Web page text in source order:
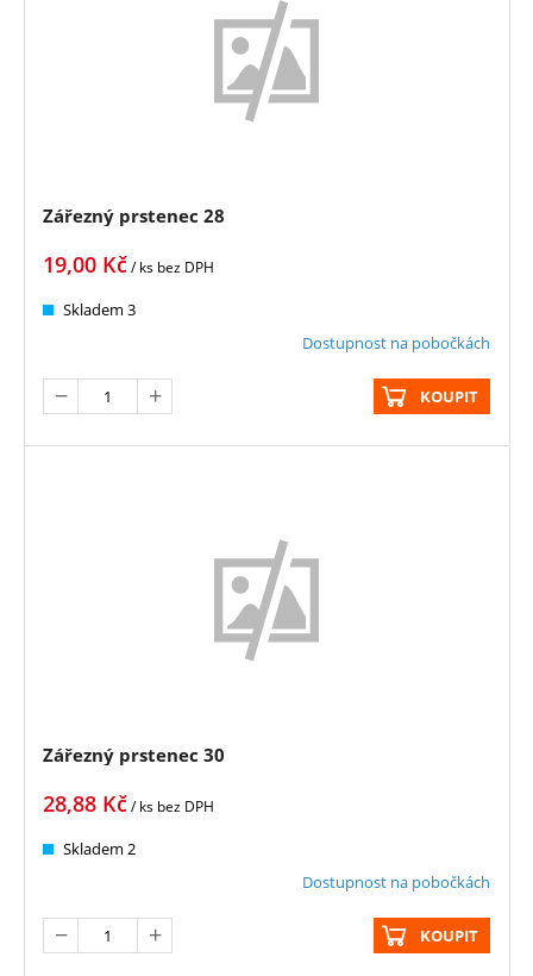
Zářezný prstenec 28
19,00 Kč/ ks bez DPH
Skladem 3
Dostupnost na pobočkách
KOUPIT
Zářezný prstenec 30
28,88 Kč/ ks bez DPH
Skladem 2
Dostupnost na pobočkách
KOUPIT